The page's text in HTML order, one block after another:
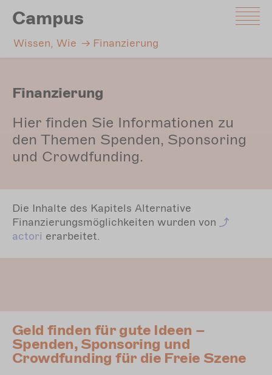
zumCampus
Wissen, Wie Finanzierung
Finanzierung
Hier finden Sie Informationen zu
den Themen Spenden, Sponsoring
und Crowdfunding.
Die Inhalte des Kapitels Alternative
Finanzierungsmöglichkeiten wurden von
actori erarbeitet.
Geld finden für gute Ideen –
Spenden, Sponsoring und
Crowdfunding für die Freie Szene